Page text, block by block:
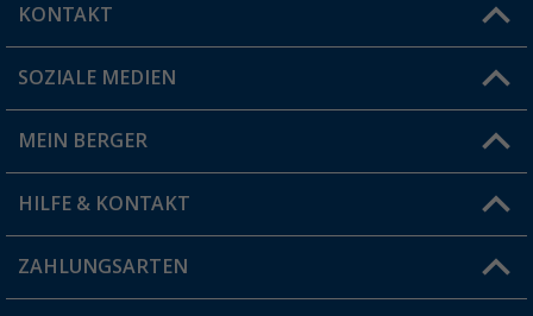
KONTAKT
Du hast eine Frage?
Filiale finden
SOZIALE MEDIEN
MEIN BERGER
Vorteilskarte
Blog
HILFE & KONTAKT
FAQ & Kontakt
ZAHLUNGSARTEN